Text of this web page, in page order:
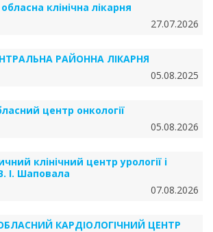
клінічна лікарня
27.07.2026
РАЙОННА ЛІКАРНЯ
05.08.2025
центр онкології
05.08.2026
клінічний центр урології і
І. Шаповала
07.08.2026
КАРДІОЛОГІЧНИЙ ЦЕНТР